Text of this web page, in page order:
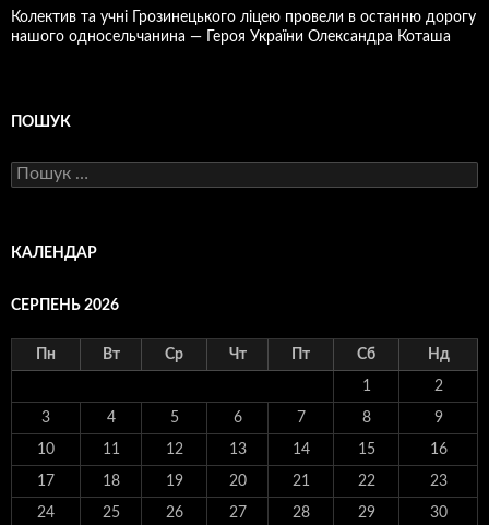
Колектив та учні Грозинецького ліцею провели в останню дорогу
нашого односельчанина — Героя України Олександра Коташа
ПОШУК
Пошук:
КАЛЕНДАР
СЕРПЕНЬ 2026
Пн Вт Ср Чт Пт Сб Нд
1 2
3 4 5 6 7 8 9
10 11 12 13 14 15 16
17 18 19 20 21 22 23
24 25 26 27 28 29 30